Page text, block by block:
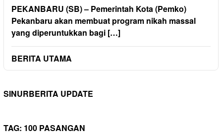
PEKANBARU (SB) – Pemerintah Kota (Pemko)
Pekanbaru akan membuat program nikah massal
yang diperuntukkan bagi […]
BERITA UTAMA
SINURBERITA UPDATE
TAG: 100 PASANGAN